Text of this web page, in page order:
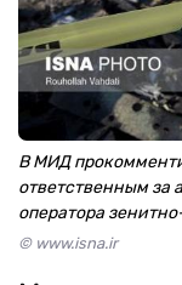
В МИД
ответственным за
оператора
© www.isna.ir